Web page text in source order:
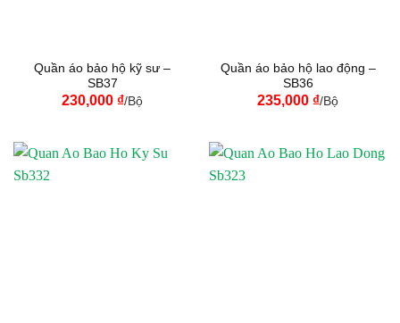
Quần áo bảo hộ kỹ sư –
SB37
230,000 ₫/Bộ
Quần áo bảo hộ lao động –
SB36
235,000 ₫/Bộ